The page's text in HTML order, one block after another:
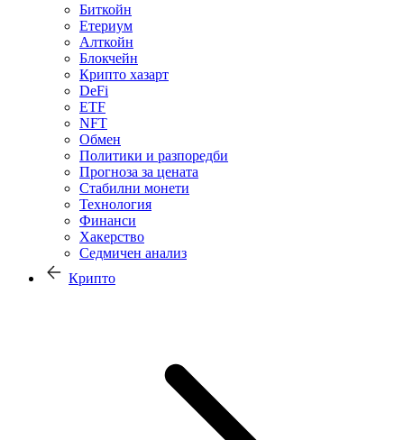
Биткойн
Етериум
Алткойн
Блокчейн
Крипто хазарт
DeFi
ETF
NFT
Обмен
Политики и разпоредби
Прогноза за цената
Стабилни монети
Технология
Финанси
Хакерство
Седмичен анализ
Крипто